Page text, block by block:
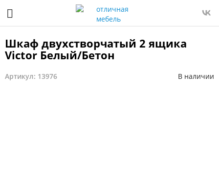
Шкаф двухстворчатый 2 ящика
Victor Белый/Бетон
Артикул: 13976 В наличии